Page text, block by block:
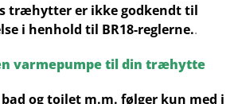
træhytter er ikke godkendt til
i henhold til BR18-reglerne..
varmepumpe til din træhytte
og toilet m.m. følger kun med i